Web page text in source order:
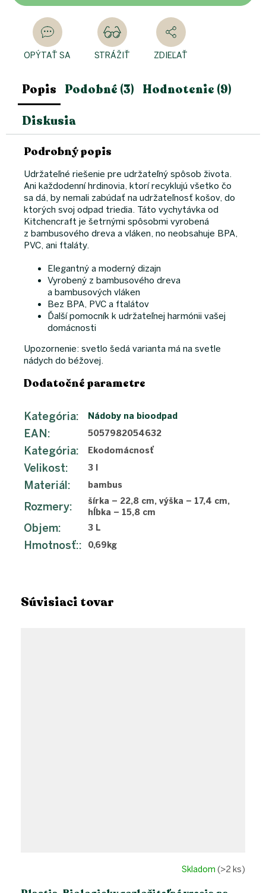
OPÝTAŤ SA STRÁŽIŤ ZDIEĽAŤ
Súvisiaci tovar
Skladom (>2 ks)
Popis Podobné (3) Hodnotenie (9)
Diskusia
Podrobný popis
Udržateľné riešenie pre udržateľný spôsob života.
Ani každodenní hrdinovia, ktorí recyklujú všetko čo
sa dá, by nemali zabúdať na udržateľnosť košov, do
ktorých svoj odpad triedia. Táto vychytávka od
Kitchencraft je šetrnými spôsobmi vyrobená
z bambusového dreva a vláken, no neobsahuje BPA,
PVC, ani ftaláty.
Elegantný a moderný dizajn
Vyrobený z bambusového dreva
a bambusových vláken
Bez BPA, PVC a ftalátov
Ďalší pomocník k udržateľnej harmónii vašej
domácnosti
Upozornenie: svetlo šedá varianta má na svetle
nádych do béžovej.
Dodatočné parametre
Kategória: Nádoby na bioodpad
EAN: 5057982054632
Kategória: Ekodomácnosť
Velikost: 3 l
Materiál: bambus
Rozmery:
šírka – 22,8 cm, výška – 17,4 cm,
hĺbka – 15,8 cm
Objem: 3 L
Hmotnosť:: 0,69kg